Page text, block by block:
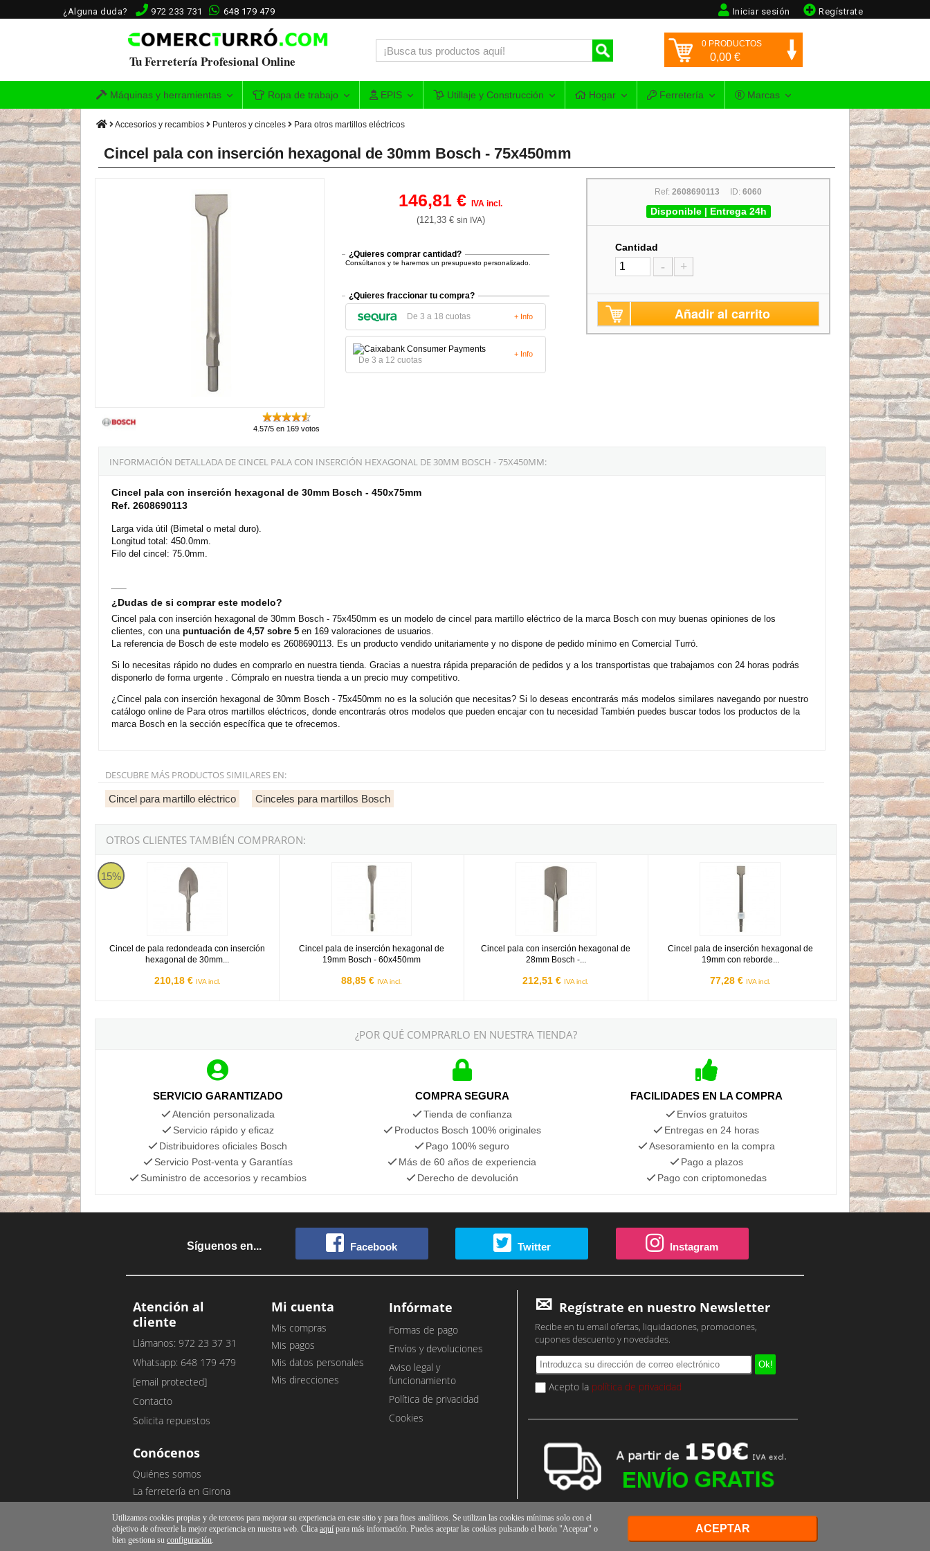
¿Alguna duda? 972 233 731 648 179 479 Regístrate
Iniciar sesión
Tu Ferretería Profesional Online
0 PRODUCTOS
0,00 €
Máquinas y herramientas Ropa de trabajo EPIS Utillaje y Construcción Hogar Ferretería Marcas
Accesorios y recambios Punteros y cinceles Para otros martillos eléctricos
Cincel pala con inserción hexagonal de 30mm Bosch - 75x450mm
4.57/5 en 169 votos
146,81 €IVA incl.
(121,33 € sin IVA)
¿Quieres comprar cantidad?
Consúltanos y te haremos un presupuesto personalizado.
¿Quieres fraccionar tu compra?
De 3 a 18 cuotas + Info
De 3 a 12 cuotas
+ Info
Ref:2608690113 ID:6060
Disponible | Entrega 24h
Cantidad
- +
Añadir al carrito
INFORMACIÓN DETALLADA DE CINCEL PALA CON INSERCIÓN HEXAGONAL DE 30MM BOSCH - 75X450MM:
Cincel pala con inserción hexagonal de 30mm Bosch - 450x75mm
Ref. 2608690113
Larga vida útil (Bimetal o metal duro).
Longitud total: 450.0mm.
Filo del cincel: 75.0mm.
¿Dudas de si comprar este modelo?
Cincel pala con inserción hexagonal de 30mm Bosch - 75x450mm es un modelo de cincel para martillo eléctrico de la marca Bosch con muy buenas opiniones de los
clientes, con una puntuación de 4,57 sobre 5 en 169 valoraciones de usuarios.
La referencia de Bosch de este modelo es 2608690113. Es un producto vendido unitariamente y no dispone de pedido mínimo en Comercial Turró.
Si lo necesitas rápido no dudes en comprarlo en nuestra tienda. Gracias a nuestra rápida preparación de pedidos y a los transportistas que trabajamos con 24 horas podrás
disponerlo de forma urgente . Cómpralo en nuestra tienda a un precio muy competitivo.
¿Cincel pala con inserción hexagonal de 30mm Bosch - 75x450mm no es la solución que necesitas? Si lo deseas encontrarás más modelos similares navegando por nuestro
catálogo online de Para otros martillos eléctricos, donde encontrarás otros modelos que pueden encajar con tu necesidad También puedes buscar todos los productos de la
marca Bosch en la sección específica que te ofrecemos.
DESCUBRE MÁS PRODUCTOS SIMILARES EN:
Cincel para martillo eléctrico Cinceles para martillos Bosch
OTROS CLIENTES TAMBIÉN COMPRARON:
15%
Cincel de pala redondeada con inserción
hexagonal de 30mm...
210,18 € IVA incl.
Cincel de pala redondeada con inserción hexagonal de 30mm Bosch - 400x135mm
Cincel pala de inserción hexagonal de
19mm Bosch - 60x450mm
88,85 € IVA incl.
Cincel pala con inserción hexagonal de
28mm Bosch -...
212,51 € IVA incl.
Cincel pala de inserción hexagonal de
19mm con reborde...
77,28 € IVA incl.
Cincel pala de inserción hexagonal de 19mm con reborde
¿POR QUÉ COMPRARLO EN NUESTRA TIENDA?
SERVICIO GARANTIZADO
Atención personalizada
Servicio rápido y eficaz
Distribuidores oficiales Bosch
Servicio Post-venta y Garantías
Suministro de accesorios y recambios
COMPRA SEGURA
Tienda de confianza
Productos Bosch 100% originales
Pago 100% seguro
Más de 60 años de experiencia
Derecho de devolución
FACILIDADES EN LA COMPRA
Envíos gratuitos
Entregas en 24 horas
Asesoramiento en la compra
Pago a plazos
Pago con criptomonedas
Síguenos en... Facebook Twitter Instagram
Atención al
cliente
Llámanos: 972 23 37 31
Whatsapp: 648 179 479
[email protected]
Contacto
Solicita repuestos
Conócenos
Quiénes somos
La ferretería en Girona
Opiniones de clientes
Mi cuenta
Mis compras
Mis pagos
Mis datos personales
Mis direcciones
Infórmate
Formas de pago
Envíos y devoluciones
Aviso legal y
funcionamiento
Política de privacidad
Cookies
Regístrate en nuestro Newsletter
Recibe en tu email ofertas, liquidaciones, promociones,
cupones descuento y novedades.
Acepto la política de privacidad
Utilizamos cookies propias y de terceros para mejorar su experiencia en este sitio y para fines analíticos. Se utilizan las cookies mínimas solo con el
objetivo de ofrecerle la mejor experiencia en nuestra web. Clica aquípara más información. Puedes aceptar las cookies pulsando el botón "Aceptar" o
bien gestiona su configuración.
ACEPTAR